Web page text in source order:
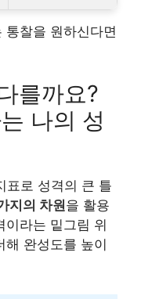
통찰을 원하신다면
를까요?
나의 성
표로 성격의 큰 틀
지의 차원을 활용
라는 밑그림 위
해 완성도를 높이